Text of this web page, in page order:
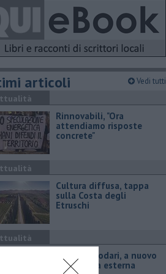
articoli Vedi tutti
Rinnovabili, "Ora
attendiamo risposte
concrete"
Cultura diffusa, tappa
sulla Costa degli
Etruschi
Palestra Rodari, a nuovo
anche area esterna